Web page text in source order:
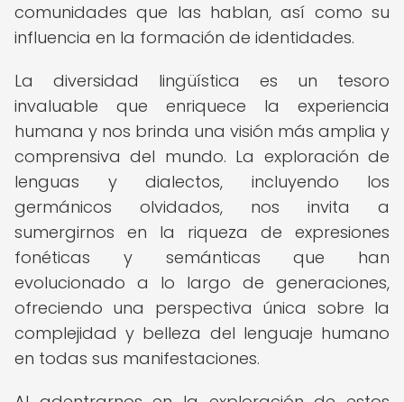
comunidades que las hablan, así como su
influencia en la formación de identidades.
La diversidad lingüística es un tesoro
invaluable que enriquece la experiencia
humana y nos brinda una visión más amplia y
comprensiva del mundo. La exploración de
lenguas y dialectos, incluyendo los
germánicos olvidados, nos invita a
sumergirnos en la riqueza de expresiones
fonéticas y semánticas que han
evolucionado a lo largo de generaciones,
ofreciendo una perspectiva única sobre la
complejidad y belleza del lenguaje humano
en todas sus manifestaciones.